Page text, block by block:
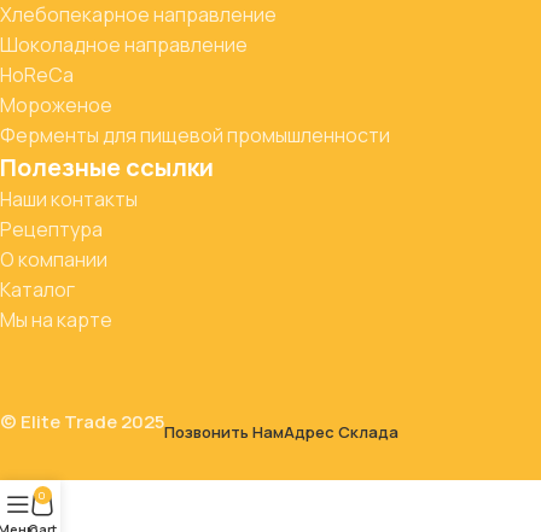
Хлебопекарное направление
Шоколадное направление
HoReCa
Мороженое
Ферменты для пищевой промышленности
Полезные ссылки
Наши контакты
Рецептура
О компании
Каталог
Мы на карте
© Elite Trade 2025Позвонить НамАдрес Склада
0